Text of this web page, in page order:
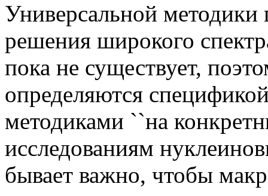
Универсальной методики
решения широкого
пока не существует,
определяются
методиками ``на
исследованиям
бывает важно, чтобы